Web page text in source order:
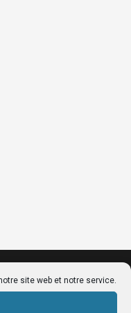
site web et notre service.